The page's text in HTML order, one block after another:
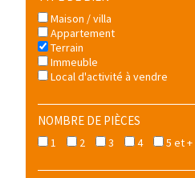
Maison / villa
Appartement
Terrain
Immeuble
Local d'activité à vendre
NOMBRE DE PIÈCES
1 2 3 4 5 et +